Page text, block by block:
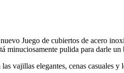
Juego de cubiertos de acero
minuciosamente pulida para darle
vajillas elegantes, cenas casuales y